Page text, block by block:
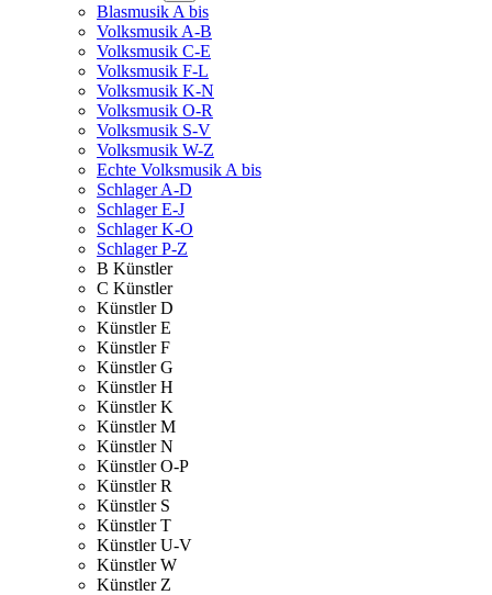
Blasmusik A bis
Volksmusik A-B
Volksmusik C-E
Volksmusik F-L
Volksmusik K-N
Volksmusik O-R
Volksmusik S-V
Volksmusik W-Z
Echte Volksmusik A bis
Schlager A-D
Schlager E-J
Schlager K-O
Schlager P-Z
B Künstler
C Künstler
Künstler D
Künstler E
Künstler F
Künstler G
Künstler H
Künstler K
Künstler M
Künstler N
Künstler O-P
Künstler R
Künstler S
Künstler T
Künstler U-V
Künstler W
Künstler Z